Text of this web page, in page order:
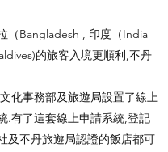
（Bangladesh , 印度（India
的旅客入境更順利,不丹
化事務部及旅遊局設置了線上
.有了這套線上申請系統,登記
及不丹旅遊局認證的飯店都可